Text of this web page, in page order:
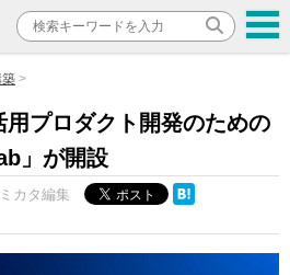
築
プロダクト開発のための
」が開設
カタ編集